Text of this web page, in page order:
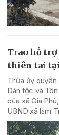
Trao hỗ
thiên tai
Thừa ủy
Dân tộc và
của xã Gia
UBND xã làm